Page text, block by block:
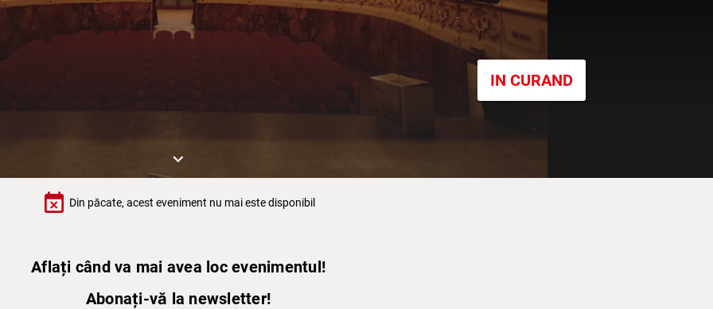
IN CURAND
keyboard_arrow_down
event_busy Din păcate, acest eveniment nu mai este disponibil
Aflați când va mai avea loc evenimentul!
Abonați-vă la newsletter!